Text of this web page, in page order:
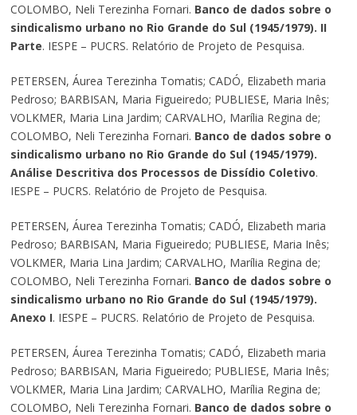
COLOMBO, Neli Terezinha Fornari. Banco de dados sobre o
sindicalismo urbano no Rio Grande do Sul (1945/1979). II
Parte. IESPE – PUCRS. Relatório de Projeto de Pesquisa.
PETERSEN, Áurea Terezinha Tomatis; CADÓ, Elizabeth maria
Pedroso; BARBISAN, Maria Figueiredo; PUBLIESE, Maria Inês;
VOLKMER, Maria Lina Jardim; CARVALHO, Marília Regina de;
COLOMBO, Neli Terezinha Fornari. Banco de dados sobre o
sindicalismo urbano no Rio Grande do Sul (1945/1979).
Análise Descritiva dos Processos de Dissídio Coletivo.
IESPE – PUCRS. Relatório de Projeto de Pesquisa.
PETERSEN, Áurea Terezinha Tomatis; CADÓ, Elizabeth maria
Pedroso; BARBISAN, Maria Figueiredo; PUBLIESE, Maria Inês;
VOLKMER, Maria Lina Jardim; CARVALHO, Marília Regina de;
COLOMBO, Neli Terezinha Fornari. Banco de dados sobre o
sindicalismo urbano no Rio Grande do Sul (1945/1979).
Anexo I. IESPE – PUCRS. Relatório de Projeto de Pesquisa.
PETERSEN, Áurea Terezinha Tomatis; CADÓ, Elizabeth maria
Pedroso; BARBISAN, Maria Figueiredo; PUBLIESE, Maria Inês;
VOLKMER, Maria Lina Jardim; CARVALHO, Marília Regina de;
COLOMBO, Neli Terezinha Fornari. Banco de dados sobre o